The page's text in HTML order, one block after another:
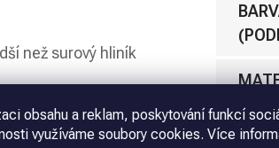
obsahu a reklam, poskytování funkcí
využíváme soubory cookies. Více
než surový hliník
vlivy (voda, vzduch,